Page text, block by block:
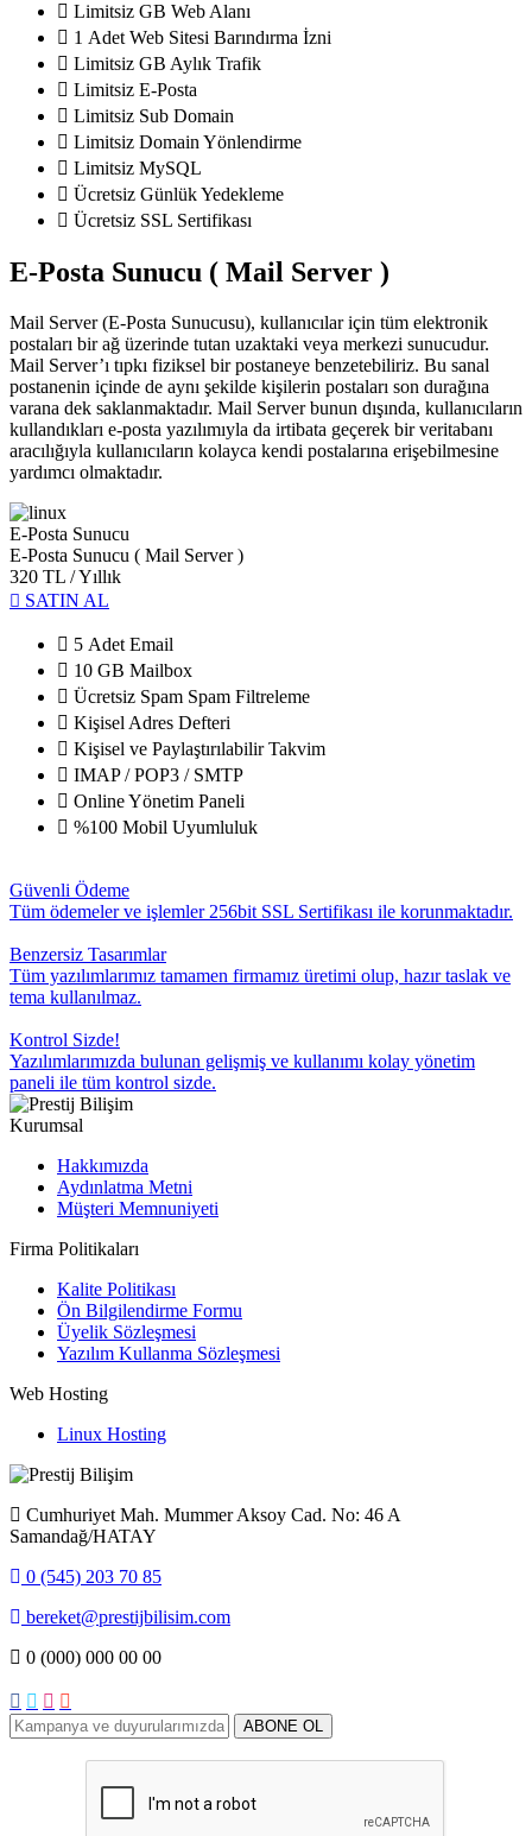
Limitsiz GB Web Alanı
1 Adet Web Sitesi Barındırma İzni
Limitsiz GB Aylık Trafik
Limitsiz E-Posta
Limitsiz Sub Domain
Limitsiz Domain Yönlendirme
Limitsiz MySQL
Ücretsiz Günlük Yedekleme
Ücretsiz SSL Sertifikası
E-Posta Sunucu ( Mail Server )
Mail Server (E-Posta Sunucusu), kullanıcılar için tüm elektronik
postaları bir ağ üzerinde tutan uzaktaki veya merkezi sunucudur.
Mail Server’ı tıpkı fiziksel bir postaneye benzetebiliriz. Bu sanal
postanenin içinde de aynı şekilde kişilerin postaları son durağına
varana dek saklanmaktadır. Mail Server bunun dışında, kullanıcıların
kullandıkları e-posta yazılımıyla da irtibata geçerek bir veritabanı
aracılığıyla kullanıcıların kolayca kendi postalarına erişebilmesine
yardımcı olmaktadır.
E-Posta Sunucu
E-Posta Sunucu ( Mail Server )
320 TL / Yıllık
SATIN AL
5 Adet Email
10 GB Mailbox
Ücretsiz Spam Spam Filtreleme
Kişisel Adres Defteri
Kişisel ve Paylaştırılabilir Takvim
IMAP / POP3 / SMTP
Online Yönetim Paneli
%100 Mobil Uyumluluk
Güvenli Ödeme
Tüm ödemeler ve işlemler 256bit SSL Sertifikası ile korunmaktadır.
Benzersiz Tasarımlar
Tüm yazılımlarımız tamamen firmamız üretimi olup, hazır taslak ve
tema kullanılmaz.
Kontrol Sizde!
Yazılımlarımızda bulunan gelişmiş ve kullanımı kolay yönetim
paneli ile tüm kontrol sizde.
Kurumsal
Hakkımızda
Aydınlatma Metni
Müşteri Memnuniyeti
Firma Politikaları
Kalite Politikası
Ön Bilgilendirme Formu
Üyelik Sözleşmesi
Yazılım Kullanma Sözleşmesi
Web Hosting
Linux Hosting
Cumhuriyet Mah. Mummer Aksoy Cad. No: 46 A
Samandağ/HATAY
0 (545) 203 70 85
bereket@prestijbilisim.com
0 (000) 000 00 00